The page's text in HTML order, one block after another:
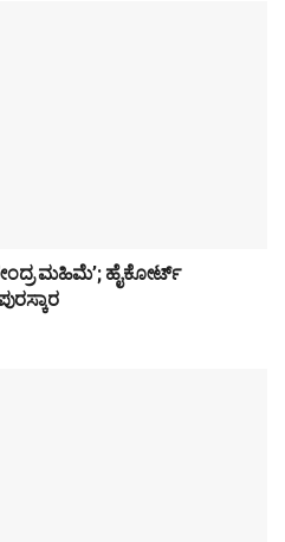
ಮಹಿಮೆ’; ಹೈಕೋರ್ಟ್